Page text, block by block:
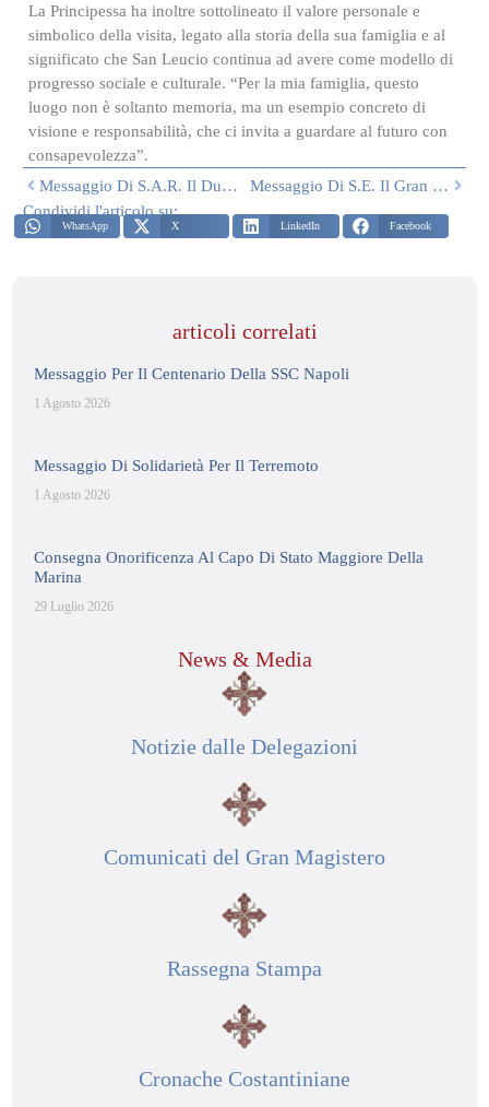
La Principessa ha inoltre sottolineato il valore personale e
simbolico della visita, legato alla storia della sua famiglia e al
significato che San Leucio continua ad avere come modello di
progresso sociale e culturale. “Per la mia famiglia, questo
luogo non è soltanto memoria, ma un esempio concreto di
visione e responsabilità, che ci invita a guardare al futuro con
consapevolezza”.
Messaggio Di S.A.R. Il Duca Di Castro In Occasione Della Domenica Delle Palme
Messaggio Di S.E. Il Gran Priore In Occasione Della Pasqua
Condividi l'articolo su:
WhatsApp X LinkedIn Facebook
articoli correlati
Messaggio Per Il Centenario Della SSC Napoli
1 Agosto 2026
Messaggio Di Solidarietà Per Il Terremoto
1 Agosto 2026
Consegna Onorificenza Al Capo Di Stato Maggiore Della
Marina
29 Luglio 2026
News & Media
Notizie dalle Delegazioni
Comunicati del Gran Magistero
Rassegna Stampa
Cronache Costantiniane